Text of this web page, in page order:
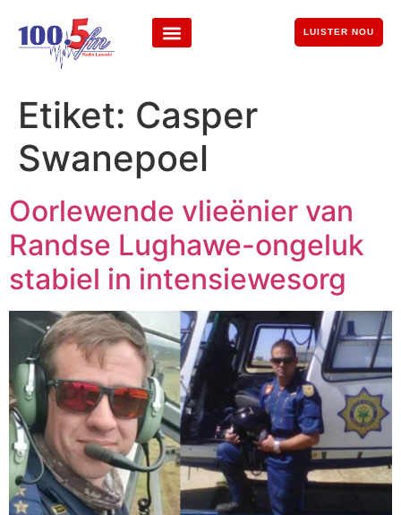
LUISTER NOU
Etiket: Casper
Swanepoel
Oorlewende vlieënier van
Randse Lughawe-ongeluk
stabiel in intensiewesorg